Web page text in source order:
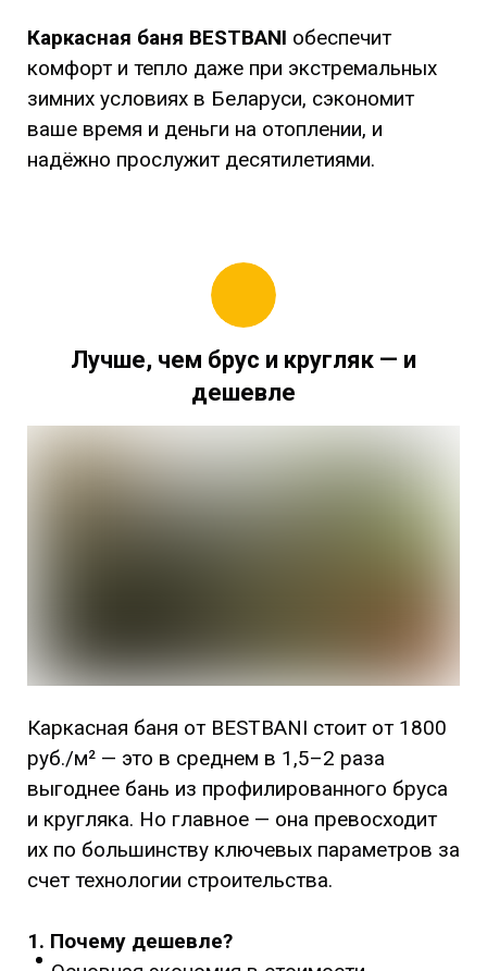
Каркасная баня BESTBANI обеспечит
комфорт и тепло даже при экстремальных
зимних условиях в Беларуси, сэкономит
ваше время и деньги на отоплении, и
надёжно прослужит десятилетиями.
Лучше, чем брус и кругляк — и
дешевле
Каркасная баня от BESTBANI стоит от 1800
руб./м² — это в среднем в 1,5–2 раза
выгоднее бань из профилированного бруса
и кругляка. Но главное — она превосходит
их по большинству ключевых параметров за
счет технологии строительства.
1. Почему дешевле?